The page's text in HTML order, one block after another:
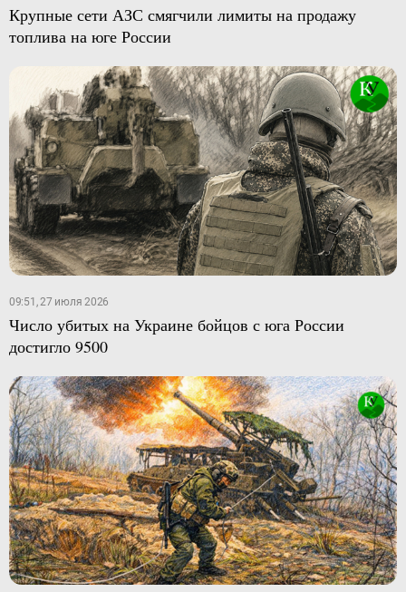
Крупные сети АЗС смягчили лимиты на продажу
топлива на юге России
09:51, 27 июля 2026
Число убитых на Украине бойцов с юга России
достигло 9500